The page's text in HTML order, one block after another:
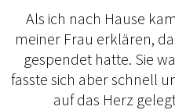
Als ich nach Hause
meiner Frau erklären,
gespendet hatte. Sie
fasste sich aber schnell
auf das Herz